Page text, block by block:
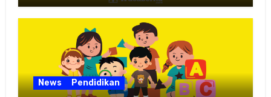
News Pendidikan